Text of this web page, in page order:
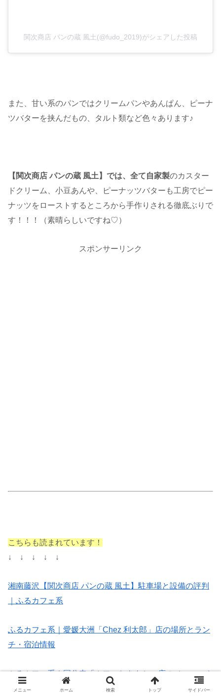
関次商店 パンの蔵 風土(@fudo_2019)がシェアした投稿
また、甘い系のパンではクリームパンやあんぱん、ピーナ
ツバターを挟んだもの、タルト類など色々あります♪
【関次商店 パンの蔵 風土】では、全て自家製のカスター
ドクリーム、小豆あんや、ピーナッツバターも工房でピー
ナッツをローストするところから手作りされる徹底ぶりで
す！！！（素晴らしいですね♡）
スポンサーリンク
こちらも読まれています！
↓ ↓ ↓ ↓ ↓
湘南藤沢【関次商店 パンの蔵 風土】駐車場と設備の評判
｜ふるカフェ系
ふるカフェ系｜愛媛大洲「Chez 利太郎」店の場所とラン
チ・宿泊情報
ふるカフェ系｜国分寺「カフェおきもと」店のメニューや
建物【画像】と評判
メニュー ホーム 検索 トップ サイドバー